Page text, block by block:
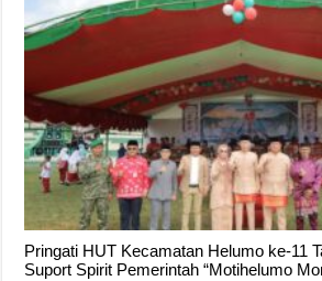
Pringati HUT Kecamatan Helumo ke-11
Suport Spirit Pemerintah “Motihelumo